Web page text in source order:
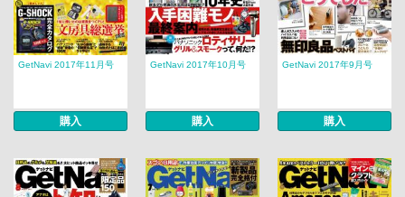
GetNavi 2017年11月号
購入
GetNavi 2017年10月号
購入
GetNavi 2017年9月号
購入